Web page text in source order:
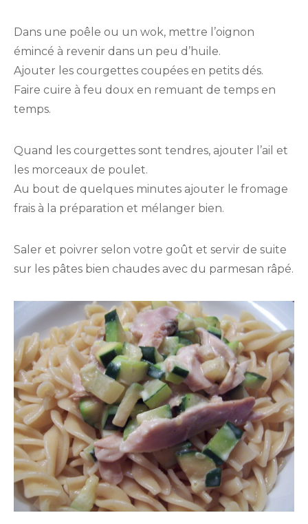
Dans une poêle ou un wok, mettre l’oignon
émincé à revenir dans un peu d’huile.
Ajouter les courgettes coupées en petits dés.
Faire cuire à feu doux en remuant de temps en
temps.
Quand les courgettes sont tendres, ajouter l’ail et
les morceaux de poulet.
Au bout de quelques minutes ajouter le fromage
frais à la préparation et mélanger bien.
Saler et poivrer selon votre goût et servir de suite
sur les pâtes bien chaudes avec du parmesan râpé.